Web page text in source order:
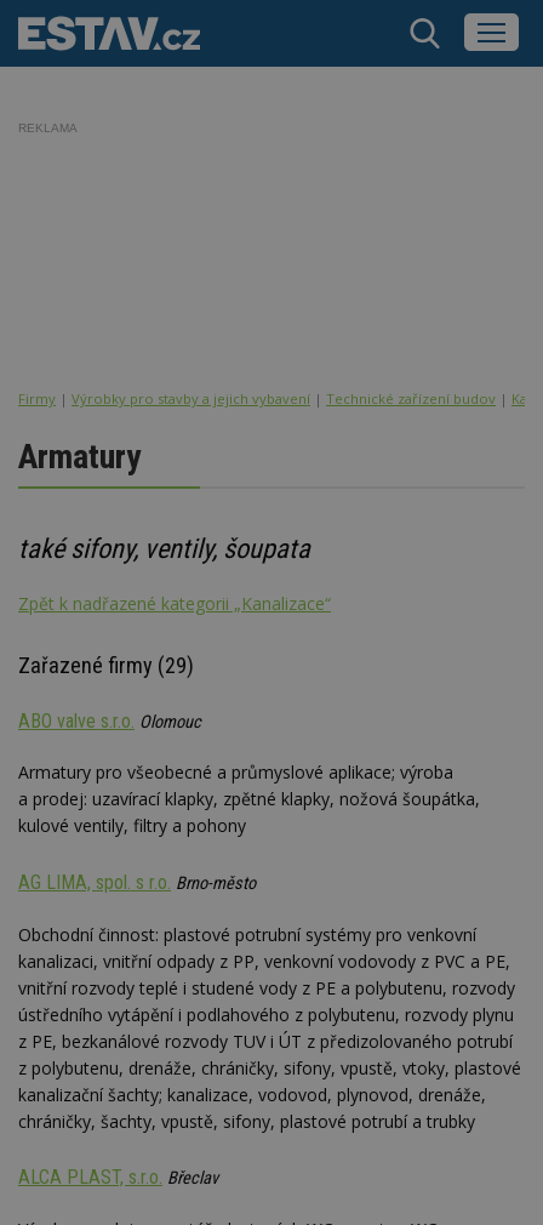
REKLAMA
Firmy | Výrobky pro stavby a jejich vybavení | Technické zařízení budov |
Armatury
také sifony, ventily, šoupata
Zpět k nadřazené kategorii „Kanalizace“
Zařazené firmy (29)
ABO valve s.r.o. Olomouc
Armatury pro všeobecné a průmyslové aplikace; výroba
a prodej: uzavírací klapky, zpětné klapky, nožová šoupátka,
kulové ventily, filtry a pohony
AG LIMA, spol. s r.o. Brno-město
Obchodní činnost: plastové potrubní systémy pro venkovní
kanalizaci, vnitřní odpady z PP, venkovní vodovody z PVC a PE,
vnitřní rozvody teplé i studené vody z PE a polybutenu, rozvody
ústředního vytápění i podlahového z polybutenu, rozvody plynu
z PE, bezkanálové rozvody TUV i ÚT z předizolovaného potrubí
z polybutenu, drenáže, chráničky, sifony, vpustě, vtoky, plastové
kanalizační šachty; kanalizace, vodovod, plynovod, drenáže,
chráničky, šachty, vpustě, sifony, plastové potrubí a trubky
ALCA PLAST, s.r.o. Břeclav